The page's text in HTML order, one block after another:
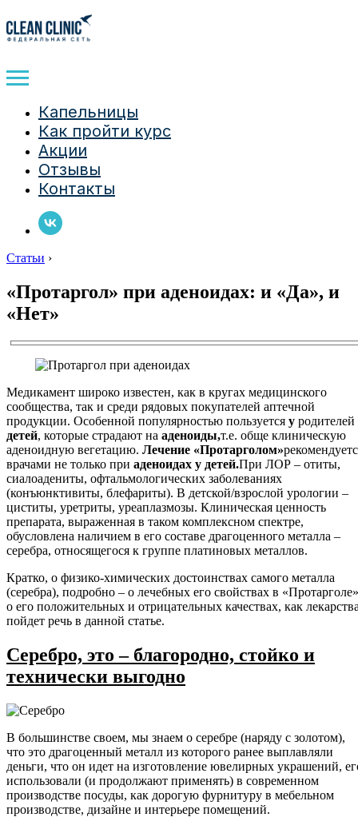
Капельницы
Как пройти курс
Акции
Отзывы
Контакты
Статьи ›
«Протаргол» при аденоидах: и «Да», и
«Нет»
Медикамент широко известен, как в кругах медицинского
сообщества, так и среди рядовых покупателей аптечной
продукции. Особенной популярностью пользуется у родителей
детей, которые страдают на аденоиды,т.е. обще клиническую
аденоидную вегетацию. Лечение «Протарголом»
врачами не только при аденоидах у детей.При ЛОР – отиты,
сиалоадениты, офтальмологических заболеваниях
(конъюнктивиты, блефариты). В детской/взрослой урологии –
циститы, уретриты, уреаплазмозы. Клиническая ценность
препарата, выраженная в таком комплексном спектре,
обусловлена наличием в его составе драгоценного металла –
серебра, относящегося к группе платиновых металлов.
Кратко, о физико-химических достоинствах самого металла
(серебра), подробно – о лечебных его свойствах в
о его положительных и отрицательных качествах, как
пойдет речь в данной статье.
Серебро, это – благородно, стойко и
технически выгодно
В большинстве своем, мы знаем о серебре (наряду с золотом),
что это драгоценный металл из которого ранее выплавляли
деньги, что он идет на изготовление ювелирных украшений,
использовали (и продолжают применять) в современном
производстве посуды, как дорогую фурнитуру в мебельном
производстве, дизайне и интерьере помещений.